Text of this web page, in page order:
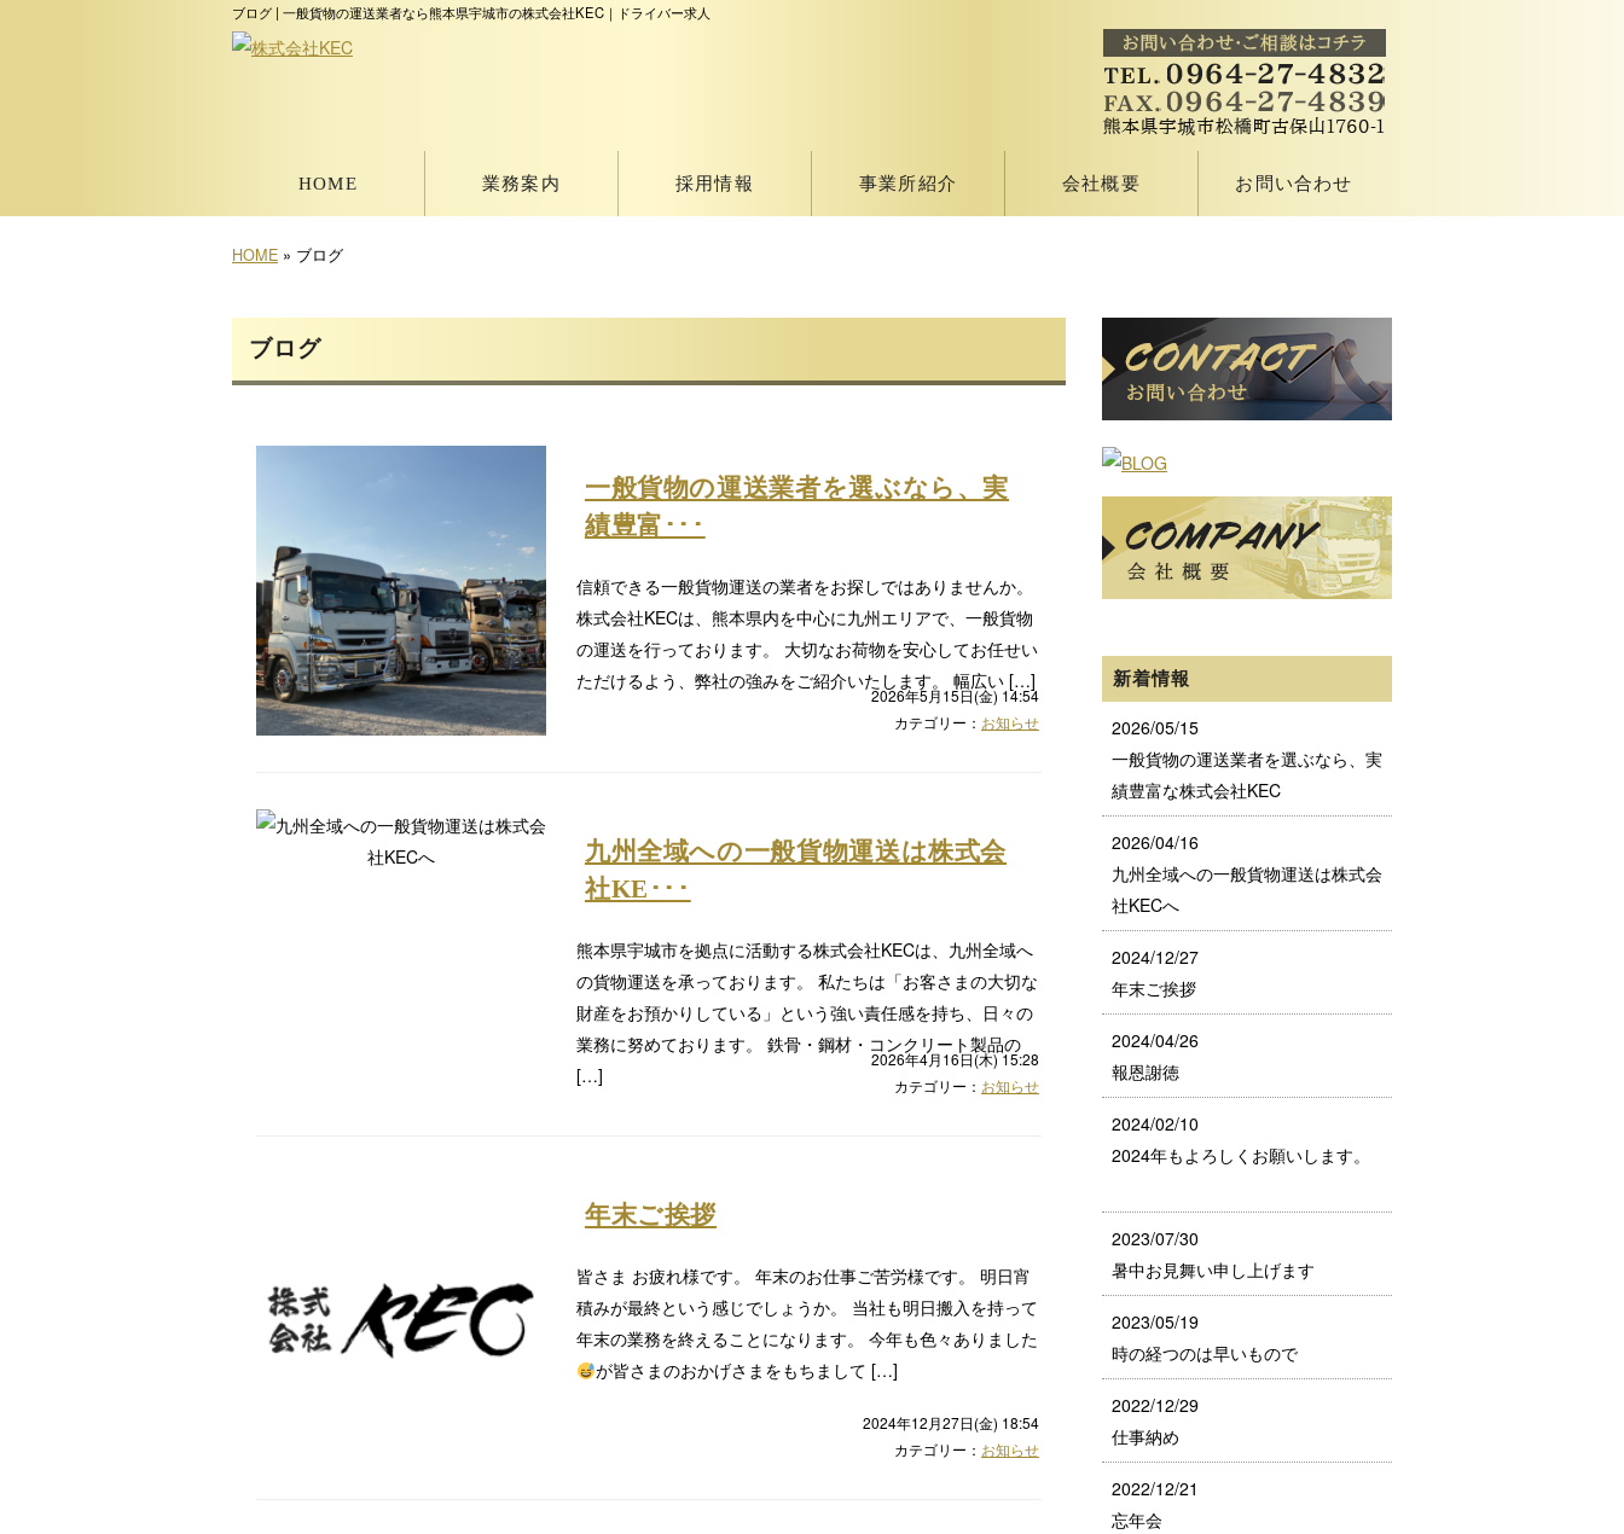
ブログ | 一般貨物の運送業者なら熊本県宇城市の株式会社KEC｜ドライバー求人
HOME 業務案内 採用情報 事業所紹介 会社概要 お問い合わせ
HOME » ブログ
ブログ
一般貨物の運送業者を選ぶなら、実
績豊富･･･
信頼できる一般貨物運送の業者をお探しではありませんか。
株式会社KECは、熊本県内を中心に九州エリアで、一般貨物
の運送を行っております。 大切なお荷物を安心してお任せい
ただけるよう、弊社の強みをご紹介いたします。 幅広い […]
2026年5月15日(金) 14:54
カテゴリー： お知らせ
九州全域への一般貨物運送は株式会
社KE･･･
熊本県宇城市を拠点に活動する株式会社KECは、九州全域へ
の貨物運送を承っております。 私たちは「お客さまの大切な
財産をお預かりしている」という強い責任感を持ち、日々の
業務に努めております。 鉄骨・鋼材・コンクリート製品の
[…]
2026年4月16日(木) 15:28
カテゴリー： お知らせ
年末ご挨拶
皆さま お疲れ様です。 年末のお仕事ご苦労様です。 明日宵
積みが最終という感じでしょうか。 当社も明日搬入を持って
年末の業務を終えることになります。 今年も色々ありました
が皆さまのおかげさまをもちまして […]
2024年12月27日(金) 18:54
カテゴリー： お知らせ
新着情報
2026/05/15
一般貨物の運送業者を選ぶなら、実
績豊富な株式会社KEC
2026/04/16
九州全域への一般貨物運送は株式会
社KECへ
2024/12/27
年末ご挨拶
2024/04/26
報恩謝徳
2024/02/10
2024年もよろしくお願いします。
2023/07/30
暑中お見舞い申し上げます
2023/05/19
時の経つのは早いもので
2022/12/29
仕事納め
2022/12/21
忘年会